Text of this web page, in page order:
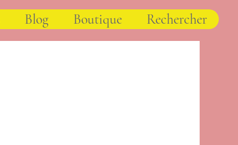
Blog Boutique Rechercher